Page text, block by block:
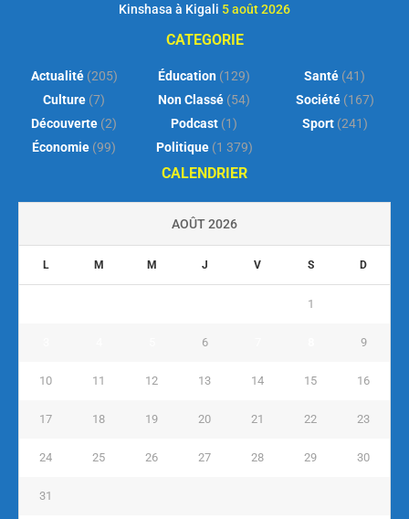
Kinshasa à Kigali 5 août 2026
CATEGORIE
Actualité(205)
Culture (7)
Découverte (2)
Économie (99)
Éducation (129)
Non Classé (54)
Podcast (1)
Politique(1 379)
Santé (41)
Société(167)
Sport(241)
CALENDRIER
AOÛT 2026
L M M J V S D
1
6 9
10 11 12 13 14 15 16
17 18 19 20 21 22 23
24 25 26 27 28 29 30
31